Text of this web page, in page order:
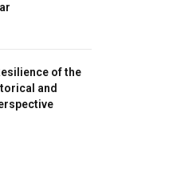
of the
and